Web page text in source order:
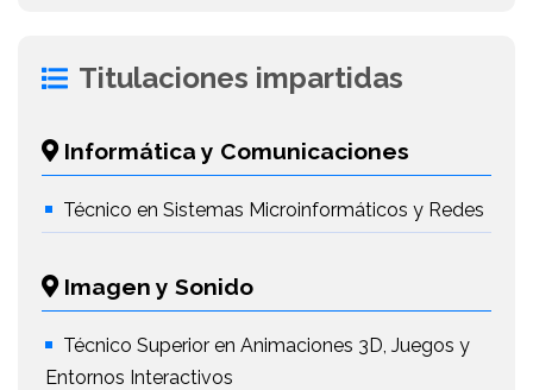
Titulaciones impartidas
Informática y Comunicaciones
Técnico en Sistemas Microinformáticos y Redes
Imagen y Sonido
Técnico Superior en Animaciones 3D, Juegos y
Entornos Interactivos